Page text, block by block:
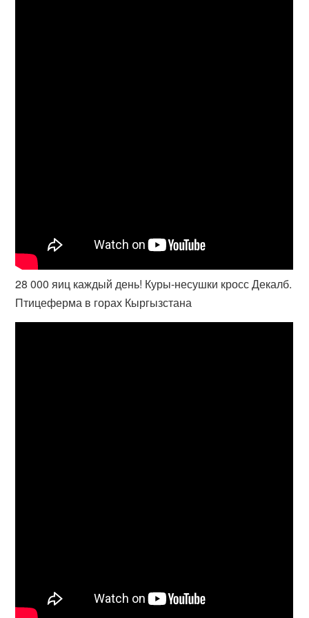
28 000 яиц каждый день! Куры-несушки кросс Декалб.
Птицеферма в горах Кыргызстана